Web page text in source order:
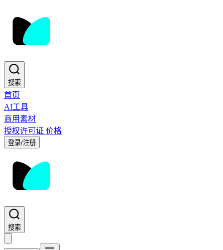
搜索
首页
AI工具
商用素材
授权许可证 价格
登录/注册
搜索